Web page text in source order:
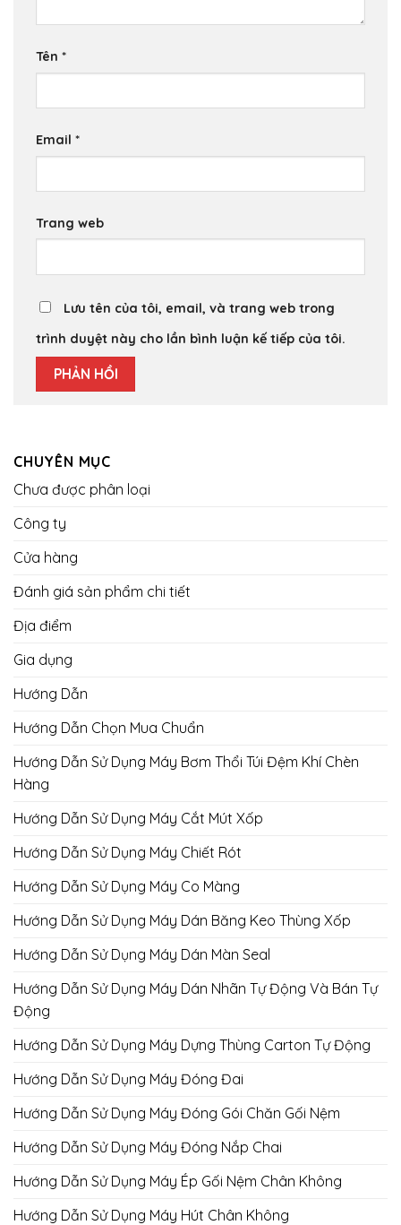
Tên *
Email *
Trang web
Lưu tên của tôi, email, và trang web trong
trình duyệt này cho lần bình luận kế tiếp của tôi.
CHUYÊN MỤC
Chưa được phân loại
Công ty
Cửa hàng
Đánh giá sản phẩm chi tiết
Địa điểm
Gia dụng
Hướng Dẫn
Hướng Dẫn Chọn Mua Chuẩn
Hướng Dẫn Sử Dụng Máy Bơm Thổi Túi Đệm Khí Chèn
Hàng
Hướng Dẫn Sử Dụng Máy Cắt Mút Xốp
Hướng Dẫn Sử Dụng Máy Chiết Rót
Hướng Dẫn Sử Dụng Máy Co Màng
Hướng Dẫn Sử Dụng Máy Dán Băng Keo Thùng Xốp
Hướng Dẫn Sử Dụng Máy Dán Màn Seal
Hướng Dẫn Sử Dụng Máy Dán Nhãn Tự Động Và Bán Tự
Động
Hướng Dẫn Sử Dụng Máy Dựng Thùng Carton Tự Động
Hướng Dẫn Sử Dụng Máy Đóng Đai
Hướng Dẫn Sử Dụng Máy Đóng Gói Chăn Gối Nệm
Hướng Dẫn Sử Dụng Máy Đóng Nắp Chai
Hướng Dẫn Sử Dụng Máy Ép Gối Nệm Chân Không
Hướng Dẫn Sử Dụng Máy Hút Chân Không